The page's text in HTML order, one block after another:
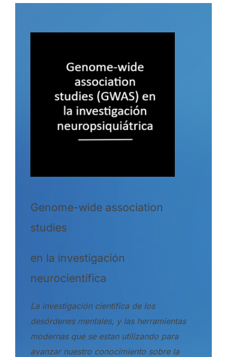
Genome-wide association
studies
en la investigación
neurocientífica
La investigación científica de los
desórdenes mentales, y las herramientas
modernas que se estan utilizando para
avanzar nuestro conocimiento sobre la